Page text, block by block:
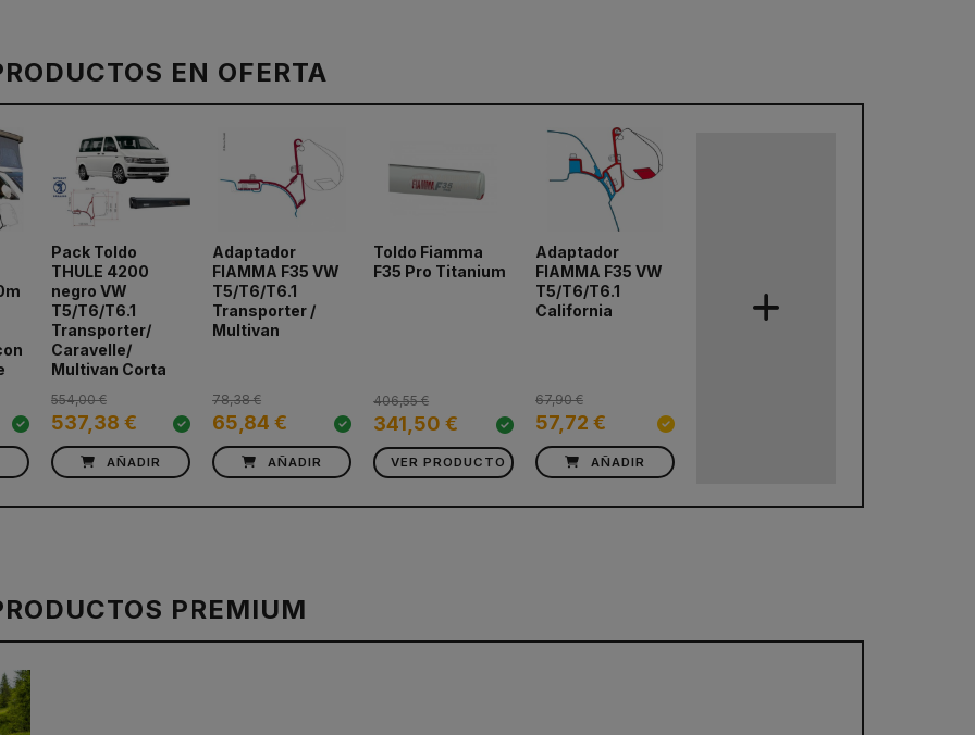
EN OFERTA
Pack Toldo
THULE 4200
negro VW
T5/T6/T6.1
Transporter/
Caravelle/
Multivan Corta
537,38 €
554,00 €
AÑADIR
Adaptador
FIAMMA F35 VW
T5/T6/T6.1
Transporter /
Multivan
65,84 €
78,38 €
AÑADIR
Toldo Fiamma
F35 Pro Titanium
341,50 €
406,55 €
VER PRODUCTO
Adaptador
FIAMMA F35 VW
T5/T6/T6.1
California
57,72 €
67,90 €
AÑADIR
PREMIUM